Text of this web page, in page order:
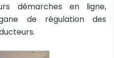
démarches en ligne,
de régulation des